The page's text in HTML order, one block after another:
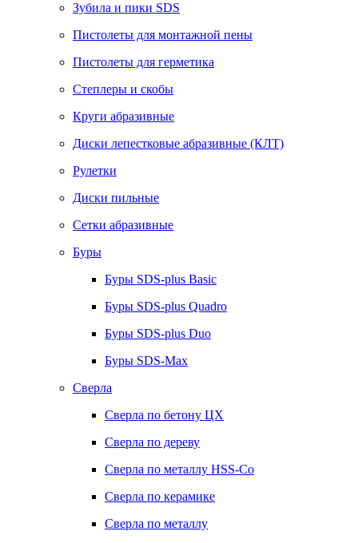
Зубила и пики SDS
Пистолеты для монтажной пены
Пистолеты для герметика
Степлеры и скобы
Круги абразивные
Диски лепестковые абразивные (КЛТ)
Рулетки
Диски пильные
Сетки абразивные
Буры
Буры SDS-plus Basic
Буры SDS-plus Quadro
Буры SDS-plus Duo
Буры SDS-Max
Сверла
Сверла по бетону ЦХ
Сверла по дереву
Сверла по металлу HSS-Co
Сверла по керамике
Сверла по металлу